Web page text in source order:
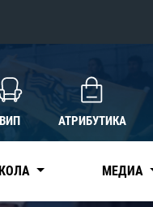
ВИП АТРИБУТИКА
МЕДИА